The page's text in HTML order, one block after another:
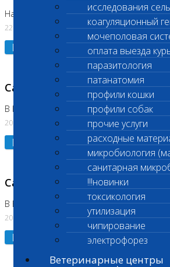
исследования
коагуляционный
мочеполовая
оплата выезда
паразитология
патанатомия
профили кошки
профили собак
прочие услуги
расходные
микробиология
санитарная
!!!новинки
токсикология
утилизация
чипирование
электрофорез
Ветеринарные центры
На Нагорной. Код ( 123,310,309)
22.07.2026
Подробнее
Санитарные дни
В Коломне 24.07.2026 и 28.07.2026
20.07.2026
Подробнее
Санитарный день
В Бутово 21.07.2026
20.07.2026
Подробнее